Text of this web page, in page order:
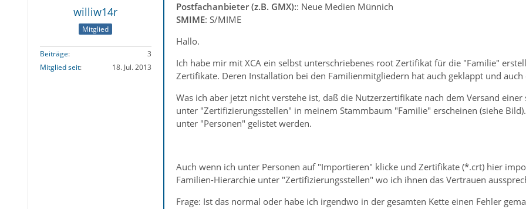
williw14r
Mitglied
Beiträge
3
Mitglied seit
18. Jul. 2013
Postfachanbieter (z.B. GMX):: Neue Medien Münnich
SMIME: S/MIME
Hallo.
Ich habe mir mit XCA ein selbst unterschriebenes root Zertifikat für die "Familie"
Zertifikate. Deren Installation bei den Familienmitgliedern hat auch geklappt und
Was ich aber jetzt nicht verstehe ist, daß die Nutzerzertifikate nach dem Versand
unter "Zertifizierungsstellen" in meinem Stammbaum "Familie" erscheinen (siehe
unter "Personen" gelistet werden.
Auch wenn ich unter Personen auf "Importieren" klicke und Zertifikate (*.crt) hier
Familien-Hierarchie unter "Zertifizierungsstellen" wo ich ihnen das Vertrauen
Frage: Ist das normal oder habe ich irgendwo in der gesamten Kette einen Fehler